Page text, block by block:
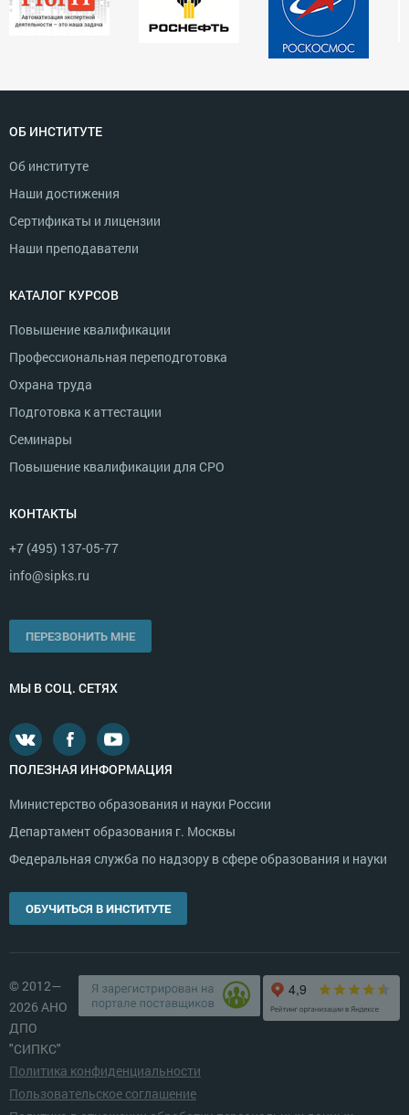
ОБ ИНСТИТУТЕ
Об институте
Наши достижения
Сертификаты и лицензии
Наши преподаватели
КАТАЛОГ КУРСОВ
Повышение квалификации
Профессиональная переподготовка
Охрана труда
Подготовка к аттестации
Семинары
Повышение квалификации для СРО
КОНТАКТЫ
+7 (495) 137-05-77
info@sipks.ru
ПЕРЕЗВОНИТЬ МНЕ
МЫ В СОЦ. СЕТЯХ
ПОЛЕЗНАЯ ИНФОРМАЦИЯ
Министерство образования и науки России
Департамент образования г. Москвы
Федеральная служба по надзору в сфере образования и науки
ОБУЧИТЬСЯ В ИНСТИТУТЕ
© 2012—
2026 АНО
ДПО
"СИПКС"
Политика конфиденциальности
Пользовательское соглашение